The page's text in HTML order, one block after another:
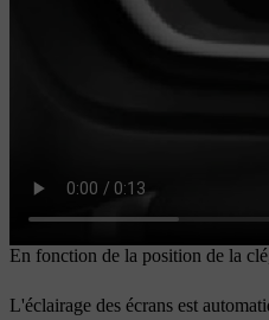
En fonction de la position de la
L'éclairage des écrans est